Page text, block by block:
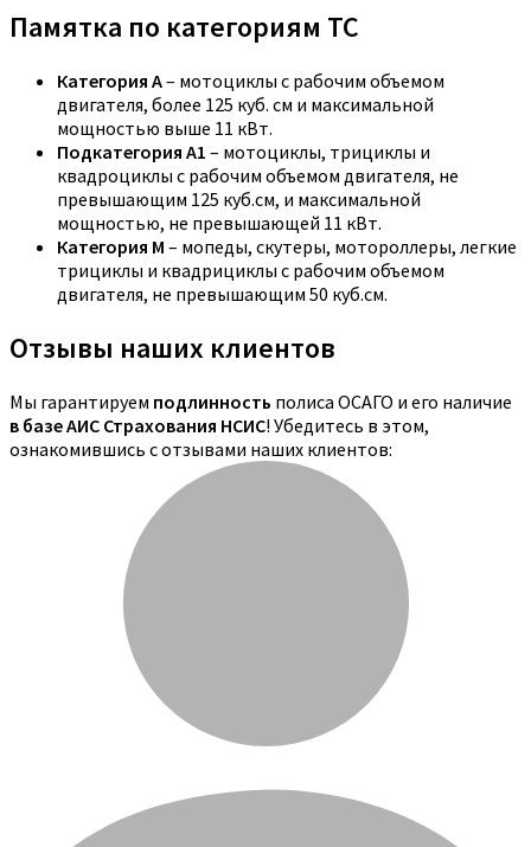
Памятка по категориям ТС
Категория A– мотоциклы с рабочим объемом
двигателя, более 125 куб. см и максимальной
мощностью выше 11 кВт.
Подкатегория A1 – мотоциклы, трициклы и
квадроциклы с рабочим объемом двигателя, не
превышающим 125 куб.см, и максимальной
мощностью, не превышающей 11 кВт.
Категория M – мопеды, скутеры, мотороллеры, легкие
трициклы и квадрициклы с рабочим объемом
двигателя, не превышающим 50 куб.см.
Отзывы наших клиентов
Мы гарантируем подлинность полиса ОСАГО и его наличие
в базе АИС Страхования НСИС! Убедитесь в этом,
ознакомившись с отзывами наших клиентов: